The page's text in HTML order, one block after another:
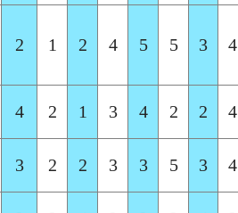
2 1 2 4 5 5 3 4
4 2 1 3 4 2 2 4
3 2 2 3 3 5 3 4